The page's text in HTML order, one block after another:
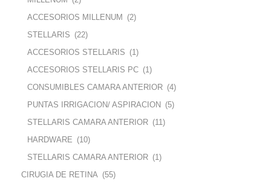
ACCESORIOS MILLENUM (2)
STELLARIS (22)
ACCESORIOS STELLARIS (1)
ACCESORIOS STELLARIS PC (1)
CONSUMIBLES CAMARA ANTERIOR (4)
PUNTAS IRRIGACION/ ASPIRACION (5)
STELLARIS CAMARA ANTERIOR (11)
HARDWARE (10)
STELLARIS CAMARA ANTERIOR (1)
CIRUGIA DE RETINA (55)